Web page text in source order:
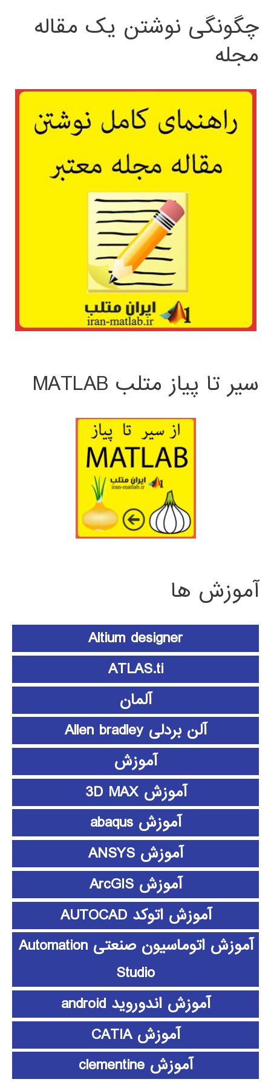
چگونگی نوشتن یک مقاله
مجله
سیر تا پیاز متلب MATLAB
آموزش ها
Altium designer
ATLAS.ti
آلمان
آلن بردلی Allen bradley
آموزش
آموزش 3D MAX
آموزش abaqus
آموزش ANSYS
آموزش ArcGIS
آموزش اتوکد AUTOCAD
آموزش اتوماسیون صنعتی Automation
Studio
آموزش اندوروید android
آموزش CATIA
آموزش clementine